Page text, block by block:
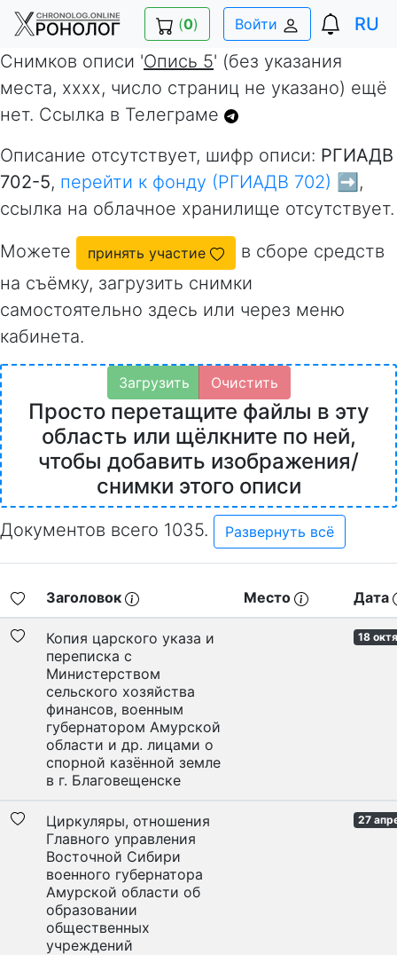
(0) Войти
RU
Снимков описи 'Опись 5' (без указания
места, xxxx, число страниц не указано) ещё
нет. Ссылка в Телеграме
Описание отсутствует, шифр описи: РГИАДВ
702-5, перейти к фонду (РГИАДВ 702) ➡️ ,
ссылка на облачное хранилище отсутствует.
Можете принять участие
в сборе средств
на съёмку, загрузить снимки
самостоятельно здесь или через меню
кабинета.
Загрузить Очистить
Просто перетащите файлы в эту
область или щёлкните по ней,
чтобы добавить изображения/
снимки этого описи
Документов всего 1035. Развернуть всё
Заголовок Место Дата
Копия царского указа и
переписка с
Министерством
сельского хозяйства
финансов, военным
губернатором Амурской
области и др. лицами о
спорной казённой земле
в г. Благовещенске
18
Циркуляры, отношения
Главного управления
Восточной Сибири
военного губернатора
Амурской области об
образовании
общественных
учреждений
27